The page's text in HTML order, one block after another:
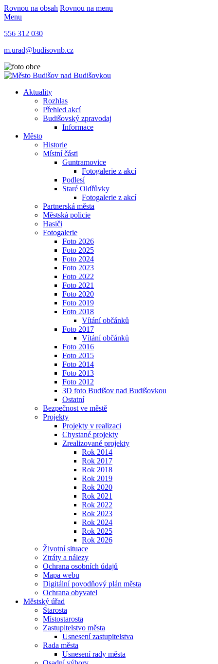
Rovnou na obsah Rovnou na menu
Menu
556 312 030
m.urad@budisovnb.cz
Aktuality
Rozhlas
Přehled akcí
Budišovský zpravodaj
Informace
Město
Historie
Místní části
Guntramovice
Fotogalerie z akcí
Podlesí
Staré Oldřůvky
Fotogalerie z akcí
Partnerská města
Městská policie
Hasiči
Fotogalerie
Foto 2026
Foto 2025
Foto 2024
Foto 2023
Foto 2022
Foto 2021
Foto 2020
Foto 2019
Foto 2018
Vítání občánků
Foto 2017
Vítání občánků
Foto 2016
Foto 2015
Foto 2014
Foto 2013
Foto 2012
3D foto Budišov nad Budišovkou
Ostatní
Bezpečnost ve městě
Projekty
Projekty v realizaci
Chystané projekty
Zrealizované projekty
Rok 2014
Rok 2017
Rok 2018
Rok 2019
Rok 2020
Rok 2021
Rok 2022
Rok 2023
Rok 2024
Rok 2025
Rok 2026
Životní situace
Ztráty a nálezy
Ochrana osobních údajů
Mapa webu
Digitální povodňový plán města
Ochrana obyvatel
Městský úřad
Starosta
Místostarosta
Zastupitelstvo města
Usnesení zastupitelstva
Rada města
Usnesení rady města